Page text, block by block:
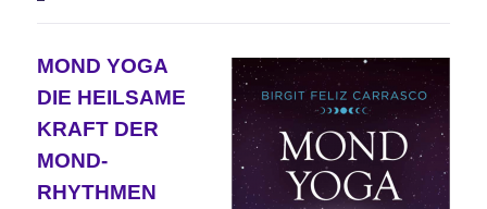
MOND YOGA
DIE HEILSAME
KRAFT DER
MOND-
RHYTHMEN